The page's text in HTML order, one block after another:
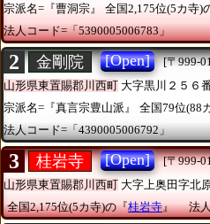
宗派名=『曹洞宗』
全国2,175位(5カ寺)
法人コード=「5390005006783」
2 金剛院 [Open]
[〒999-
山形県東置賜郡川西町 大字黒川２５６
宗派名=『真言宗豊山派』
全国79位(88
法人コード=「4390005006792」
3 桂岩寺 [Open]
[〒999-
山形県東置賜郡川西町 大字上奥田字北
全国2,175位(5カ寺)の『桂岩寺』 法